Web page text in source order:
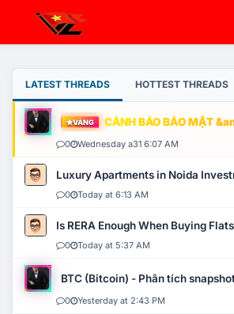
LATEST THREADS HOTTEST THREADS
VÀNG CẢNH BÁO BẢO MẬT
0 Wednesday a31 6:07 AM
Luxury Apartments in Noida
0 Today at 6:13 AM
Is RERA Enough When Buying
0 Today at 5:37 AM
BTC (Bitcoin) - Phân tích
0 Yesterday at 2:43 PM